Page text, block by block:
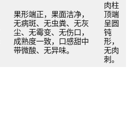
果形端正，果面洁净，
无病斑、无虫粪、无灰
尘、无霉变、无伤口，
成熟度一致，口感甜中
带微酸、无异味。
肉柱
顶端
呈圆
钝
形，
无肉
刺。